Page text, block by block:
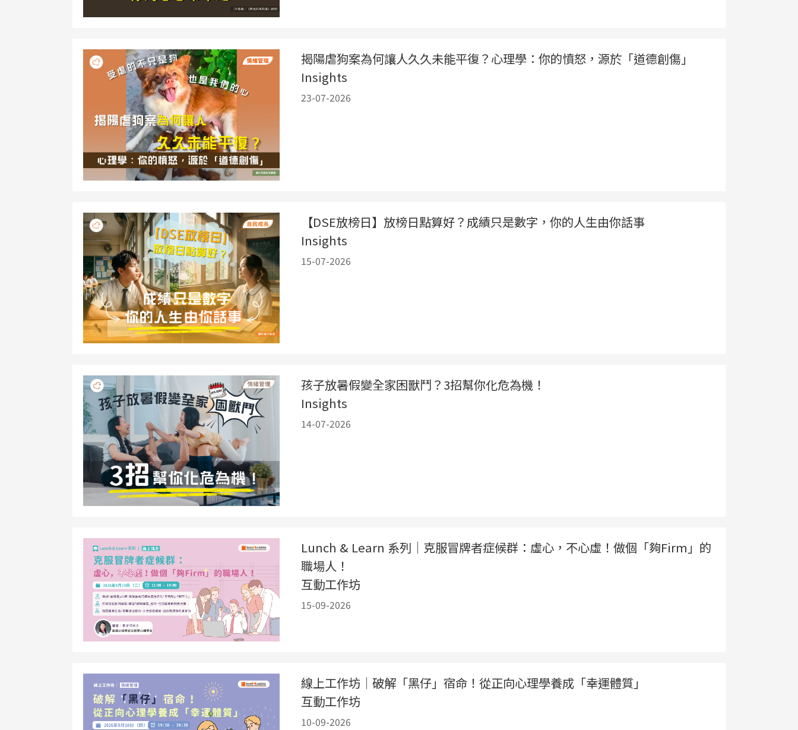
揭陽虐狗案為何讓人久久未能平復？心理學：你的憤怒，源於「道德創傷」
Insights
23-07-2026
【DSE放榜日】放榜日點算好？成績只是數字，你的人生由你話事
Insights
15-07-2026
孩子放暑假變全家困獸鬥？3招幫你化危為機！
Insights
14-07-2026
Lunch & Learn 系列｜克服冒牌者症候群：虛心，不心虛！做個「夠Firm」的
職場人！
互動工作坊
15-09-2026
線上工作坊｜破解「黑仔」宿命！從正向心理學養成「幸運體質」
互動工作坊
10-09-2026